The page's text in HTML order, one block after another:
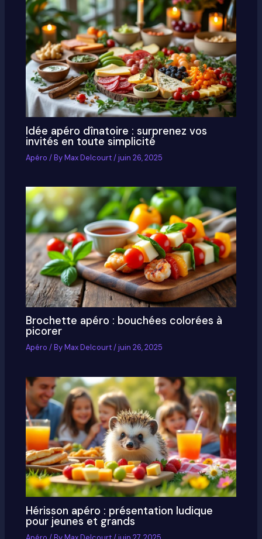
Idée apéro dînatoire : surprenez vos
invités en toute simplicité
Apéro / ByMax Delcourt/juin 26, 2025
Brochette apéro : bouchées colorées à
picorer
Apéro / ByMax Delcourt/juin 26, 2025
Hérisson apéro : présentation ludique
pour jeunes et grands